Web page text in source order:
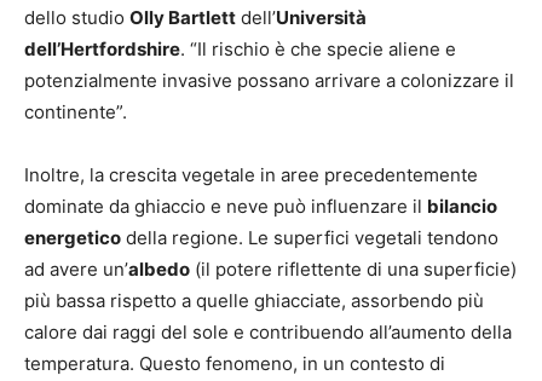
dello studio Olly Bartlett dell’Università
dell’Hertfordshire. “Il rischio è che specie aliene e
potenzialmente invasive possano arrivare a colonizzare il
continente”.
Inoltre, la crescita vegetale in aree precedentemente
dominate da ghiaccio e neve può influenzare il bilancio
energetico della regione. Le superfici vegetali tendono
ad avere un’albedo (il potere riflettente di una superficie)
più bassa rispetto a quelle ghiacciate, assorbendo più
calore dai raggi del sole e contribuendo all’aumento della
temperatura. Questo fenomeno, in un contesto di